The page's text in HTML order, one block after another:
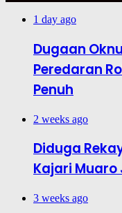
1 day ago
Dugaan
Peredaran
Penuh
2 weeks ago
Diduga
Kajari
3 weeks ago